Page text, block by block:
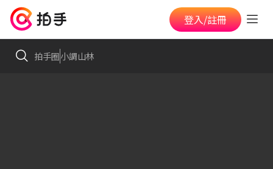
登入/註冊
拍手圈小調山林